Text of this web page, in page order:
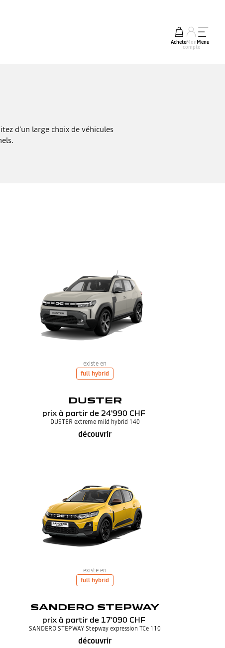
AcheterMon
compte
Menu
d'un large choix de véhicules
existe en
full hybrid
DUSTER
prix à partir de24'990 CHF
DUSTER extreme mild hybrid 140
découvrir
existe en
full hybrid
SANDERO STEPWAY
prix à partir de 17'090 CHF
SANDERO STEPWAY Stepway expression TCe 110
découvrir